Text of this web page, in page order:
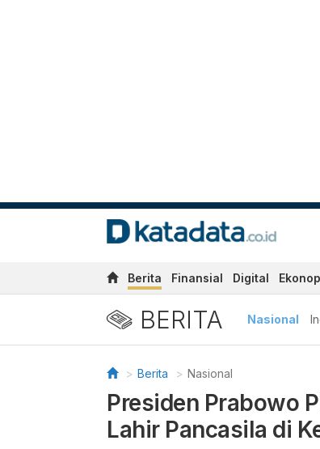
Berita Finansial Digital
BERITA Nasional
Berita Nasional
Presiden Prabowo
Lahir Pancasila di